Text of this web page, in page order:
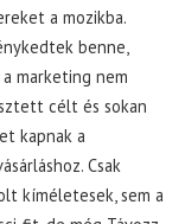
a mozikba.
benne,
marketing nem
célt és sokan
kapnak a
Csak
kíméletesek, sem a